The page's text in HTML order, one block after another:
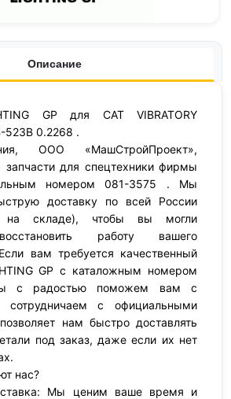
Описание
GP для CAT VIBRATORY
523B 0.2268 .
ООО «МашСтройПроект»,
запчасти для спецтехники фирмы
номером 081-3575 . Мы
доставку по всей России
на складе), чтобы вы могли
работу вашего
вам требуется качественный
GP с каталожным номером
с радостью поможем вам с
с официальными
нам быстро доставлять
под заказ, даже если их нет
нас?
Мы ценим ваше время и